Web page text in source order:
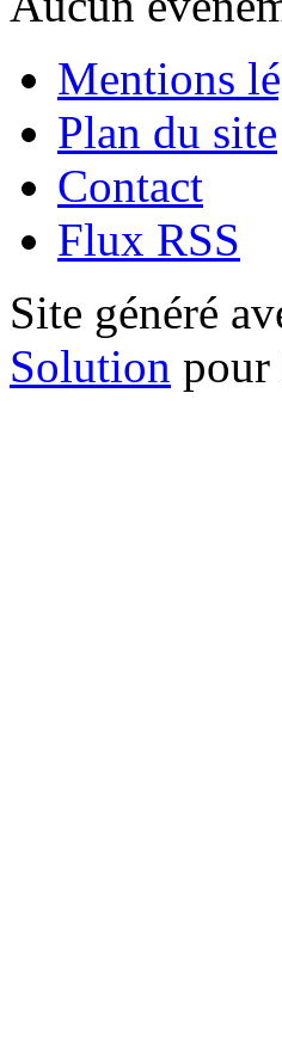
Mentions
Plan du site
Contact
Flux RSS
Site généré
Solution pour